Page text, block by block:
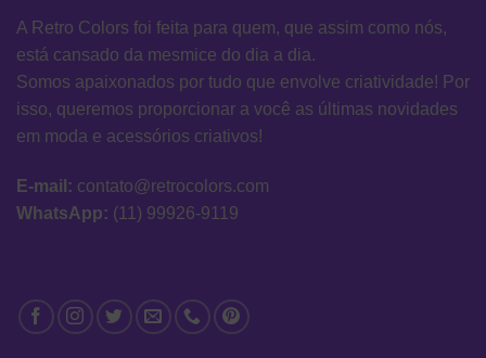
A Retro Colors foi feita para quem, que assim como nós,
está cansado da mesmice do dia a dia.
Somos apaixonados por tudo que envolve criatividade! Por
isso, queremos proporcionar a você as últimas novidades
em moda e acessórios criativos!
E-mail: contato@retrocolors.com
WhatsApp: (11) 99926-9119